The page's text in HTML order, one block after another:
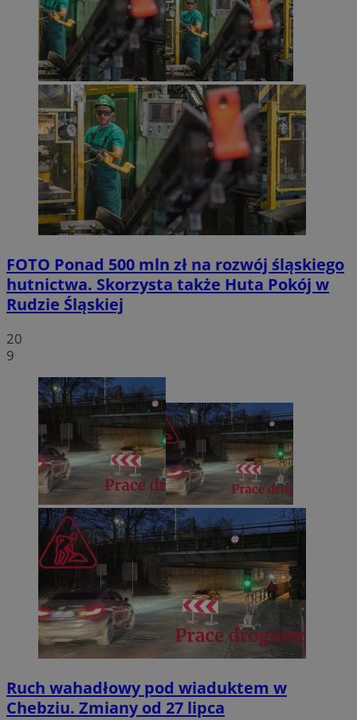
FOTO Ponad 500 mln zł na rozwój śląskiego
hutnictwa. Skorzysta także Huta Pokój w
Rudzie Śląskiej
20
9
Ruch wahadłowy pod wiaduktem w
Chebziu. Zmiany od 27 lipca